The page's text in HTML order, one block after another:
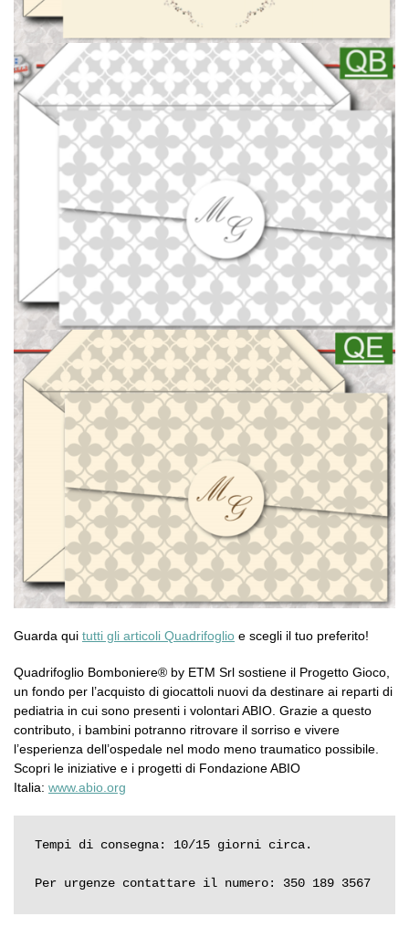
Guarda qui tutti gli articoli Quadrifoglio e scegli il tuo preferito!
Quadrifoglio Bomboniere® by ETM Srl sostiene il Progetto Gioco,
un fondo per l’acquisto di giocattoli nuovi da destinare ai reparti di
pediatria in cui sono presenti i volontari ABIO. Grazie a questo
contributo, i bambini potranno ritrovare il sorriso e vivere
l’esperienza dell’ospedale nel modo meno traumatico possibile.
Scopri le iniziative e i progetti di Fondazione ABIO
Italia: www.abio.org
Tempi di consegna: 10/15 giorni circa.
Per urgenze contattare il numero: 350 189 3567